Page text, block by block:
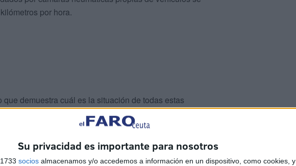
Su privacidad es importante para nosotros
socios almacenamos y/o accedemos a información en un dispositivo, como cookies, y
por hora.
demuestra cuál es la situación de todas estas
para ello pongan en riesgo sus propias vidas.